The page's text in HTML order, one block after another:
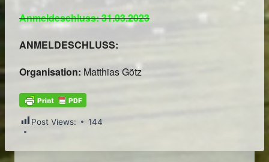
Anmeldeschluss: 31.03.2023
ANMELDESCHLUSS:
Organisation: Matthias Götz
Post Views: 144